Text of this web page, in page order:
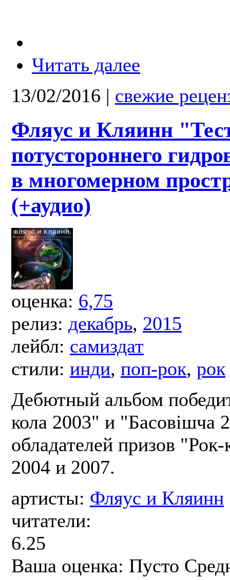
Читать далее
13/02/2016 | свежие
Фляус и Кляинн
потустороннего
в многомерном
(+аудио)
оценка: 6,75
релиз: декабрь, 2015
лейбл: самиздат
стили: инди, поп-рок, рок
Дебютный альбом
кола 2003" и "Басовішча
обладателей призов
2004 и 2007.
артисты: Фляус и Кляинн
читатели:
6.25
Ваша оценка: Пусто